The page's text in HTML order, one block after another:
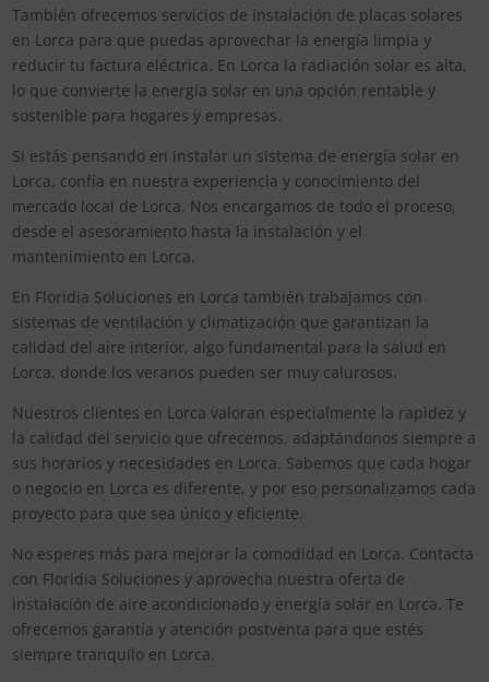
También ofrecemos servicios de instalación de placas solares
en Lorca para que puedas aprovechar la energía limpia y
reducir tu factura eléctrica. En Lorca la radiación solar es alta,
lo que convierte la energía solar en una opción rentable y
sostenible para hogares y empresas.
Si estás pensando en instalar un sistema de energía solar en
Lorca, confía en nuestra experiencia y conocimiento del
mercado local de Lorca. Nos encargamos de todo el proceso,
desde el asesoramiento hasta la instalación y el
mantenimiento en Lorca.
En Floridia Soluciones en Lorca también trabajamos con
sistemas de ventilación y climatización que garantizan la
calidad del aire interior, algo fundamental para la salud en
Lorca, donde los veranos pueden ser muy calurosos.
Nuestros clientes en Lorca valoran especialmente la rapidez y
la calidad del servicio que ofrecemos, adaptándonos siempre a
sus horarios y necesidades en Lorca. Sabemos que cada hogar
o negocio en Lorca es diferente, y por eso personalizamos cada
proyecto para que sea único y eficiente.
No esperes más para mejorar la comodidad en Lorca. Contacta
con Floridia Soluciones y aprovecha nuestra oferta de
instalación de aire acondicionado y energía solar en Lorca. Te
ofrecemos garantía y atención postventa para que estés
siempre tranquilo en Lorca.